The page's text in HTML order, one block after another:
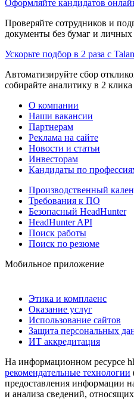
Оформляйте кандидатов
Проверяйте сотрудников и
документы без бумаг и личных
Ускорьте подбор в 2 раза с
Автоматизируйте сбор
собирайте аналитику в 2 клика
О компании
Наши вакансии
Партнерам
Реклама на сайте
Новости и статьи
Инвесторам
Кандидаты по
Производственный
Требования к ПО
Безопасный HeadHunter
HeadHunter API
Поиск работы
Поиск по резюме
Мобильное приложение
Этика и комплаенс
Оказание услуг
Использование сайтов
Защита персональных
ИТ аккредитация
На информационном ресурсе
рекомендательные технологии
предоставления информации
и анализа сведений,